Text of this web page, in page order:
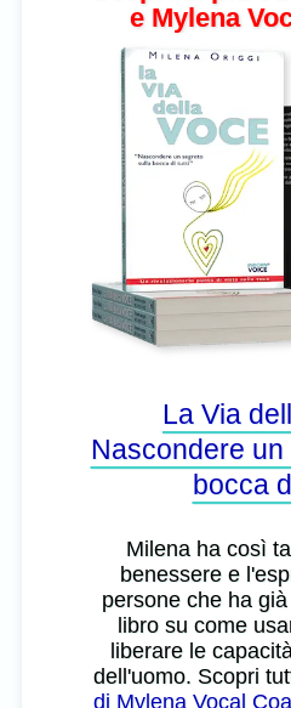
e Mylena
La Via
Nascondere
bocca
Milena ha così
benessere e
persone che ha
libro su come
liberare le
dell'uomo. Scopri
di Mylena Vocal